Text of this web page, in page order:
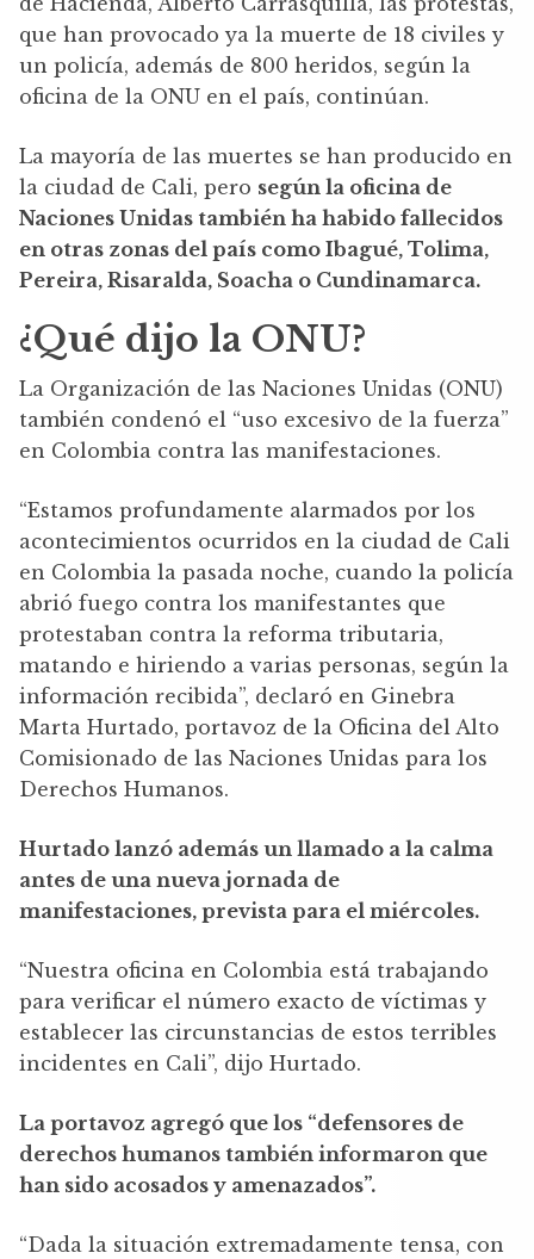
que han provocado ya la muerte de 18 civiles y
un policía, además de 800 heridos, según la
oficina de la ONU en el país, continúan.
La mayoría de las muertes se han producido en
la ciudad de Cali, pero según la oficina de
Naciones Unidas también ha habido fallecidos
en otras zonas del país como Ibagué, Tolima,
Pereira, Risaralda, Soacha o Cundinamarca.
¿Qué dijo la ONU?
La Organización de las Naciones Unidas (ONU)
también condenó el “uso excesivo de la fuerza”
en Colombia contra las manifestaciones.
“Estamos profundamente alarmados por los
acontecimientos ocurridos en la ciudad de Cali
en Colombia la pasada noche, cuando la policía
abrió fuego contra los manifestantes que
protestaban contra la reforma tributaria,
matando e hiriendo a varias personas, según la
información recibida”, declaró en Ginebra
Marta Hurtado, portavoz de la Oficina del Alto
Comisionado de las Naciones Unidas para los
Derechos Humanos.
Hurtado lanzó además un llamado a la calma
antes de una nueva jornada de
manifestaciones, prevista para el miércoles.
“Nuestra oficina en Colombia está trabajando
para verificar el número exacto de víctimas y
establecer las circunstancias de estos terribles
incidentes en Cali”, dijo Hurtado.
La portavoz agregó que los “defensores de
derechos humanos también informaron que
han sido acosados y amenazados”.
“Dada la situación extremadamente tensa, con